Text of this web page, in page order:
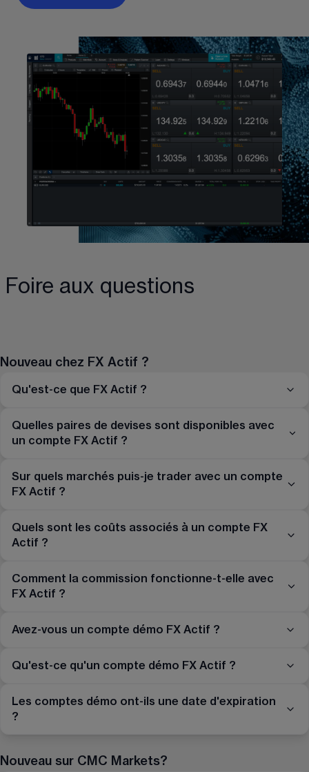
Foire aux questions
Nouveau chez FX Actif ?
Qu'est-ce que FX Actif ?
Quelles paires de devises sont disponibles avec
un compte FX Actif ?
Sur quels marchés puis-je trader avec un compte
FX Actif ?
Quels sont les coûts associés à un compte FX
Actif ?
Comment la commission fonctionne-t-elle avec
FX Actif ?
Avez-vous un compte démo FX Actif ?
Qu'est-ce qu'un compte démo FX Actif ?
Les comptes démo ont-ils une date d'expiration
?
Nouveau sur CMC Markets?